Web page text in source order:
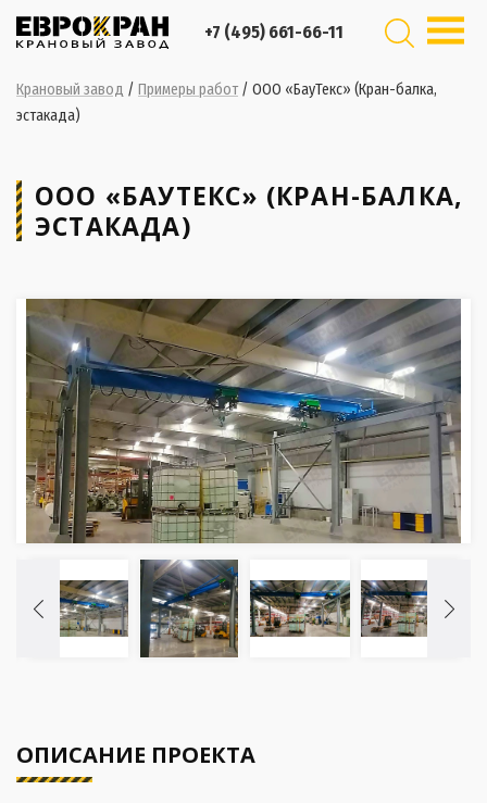
+7 (495) 661-66-11
Крановый завод / Примеры работ / ООО «БауТекс» (Кран-балка,
эстакада)
ООО «БАУТЕКС» (КРАН-БАЛКА,
ЭСТАКАДА)
ОПИСАНИЕ ПРОЕКТА